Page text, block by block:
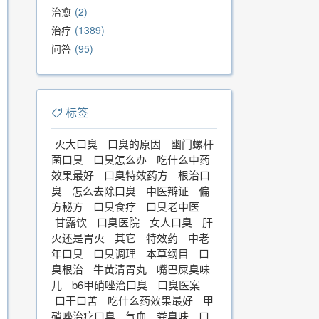
治愈 2
治疗 1389
问答 95
标签
火大口臭 口臭的原因
幽门螺杆
菌口臭
口臭怎么办
吃什么中药
效果最好
口臭特效药方
根治口
臭
怎么去除口臭 中医辩证
偏
方秘方
口臭食疗
口臭老中医
甘露饮
口臭医院 女人口臭
肝
火还是胃火
其它 特效药
中老
年口臭
口臭调理 本草纲目
口
臭根治
牛黄清胃丸
嘴巴屎臭味
儿
b6甲硝唑治口臭
口臭医案
口干口苦
吃什么药效果最好
甲
硝唑治疗口臭
气血 粪臭味 口